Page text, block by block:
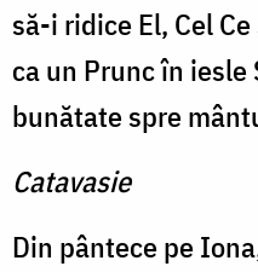
să-i ridice El, Cel
ca un Prunc în iesle
bunătate spre
Catavasie
Din pântece pe